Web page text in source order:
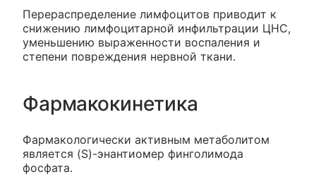
Перераспределение лимфоцитов приводит к
снижению лимфоцитарной инфильтрации ЦНС,
уменьшению выраженности воспаления и
степени повреждения нервной ткани.
Фармакокинетика
Фармакологически активным метаболитом
является (S)-энантиомер финголимода
фосфата.